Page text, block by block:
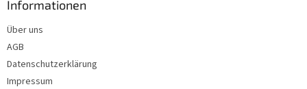
Informationen
Über uns
AGB
Datenschutzerklärung
Impressum